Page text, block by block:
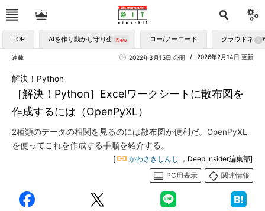
TOP AIを作り動かし守り生かす ロー/ノーコード クラウドネイ
連載 2026年2月14日 更新
2022年3月15日 公開
［解決！Python］Excelワークシートに散布図を
作成するには（OpenPyXL）
解決！Python
2種類のデータの相関を見るのには散布図が便利だ。OpenPyXL
を使ってこれを作成する手順を紹介する。
[ かわさきしんじ
，Deep Insider編集部]
PC用表示
関連情報